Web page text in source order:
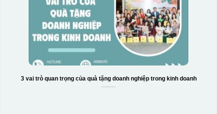
3 vai trò quan trọng của quà tặng doanh nghiệp trong kinh doanh